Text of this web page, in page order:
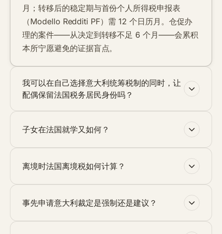
月；转移后的稳定期与首份个人所得税申报表
（Modello Redditi PF）需 12 个日历月。仓促办
理的案件——从决定到转移不足 6 个月——会累积
本所宁愿避免的证据盲点。
我可以在自己选择意大利统筹税制的同时，让
配偶保留法国税务居民身份吗？
子女在法国就学又如何？
离境时法国离境税如何计算？
事先申请意大利裁定是强制还是建议？